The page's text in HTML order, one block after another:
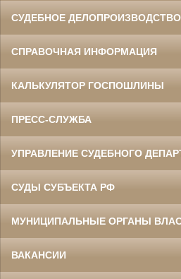
СУДЕБНОЕ ДЕЛОПРОИЗВОДСТВО
СПРАВОЧНАЯ ИНФОРМАЦИЯ
КАЛЬКУЛЯТОР ГОСПОШЛИНЫ
ПРЕСС-СЛУЖБА
УПРАВЛЕНИЕ СУДЕБНОГО
СУДЫ СУБЪЕКТА РФ
МУНИЦИПАЛЬНЫЕ ОРГАНЫ
ВАКАНСИИ